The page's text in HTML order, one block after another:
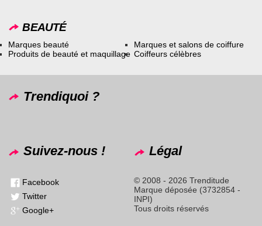
BEAUTÉ
Marques beauté
Produits de beauté et maquillage
Marques et salons de coiffure
Coiffeurs célèbres
Trendiquoi ?
Suivez-nous !
Facebook
Twitter
Google+
Légal
© 2008 - 2026 Trenditude
Marque déposée (3732854 -
INPI)
Tous droits réservés